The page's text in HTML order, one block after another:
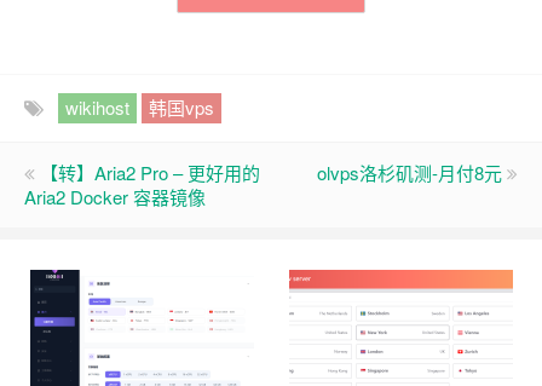
wikihost 韩国vps
【转】Aria2 Pro – 更好用的
Aria2 Docker 容器镜像
olvps洛杉矶测-月付8元